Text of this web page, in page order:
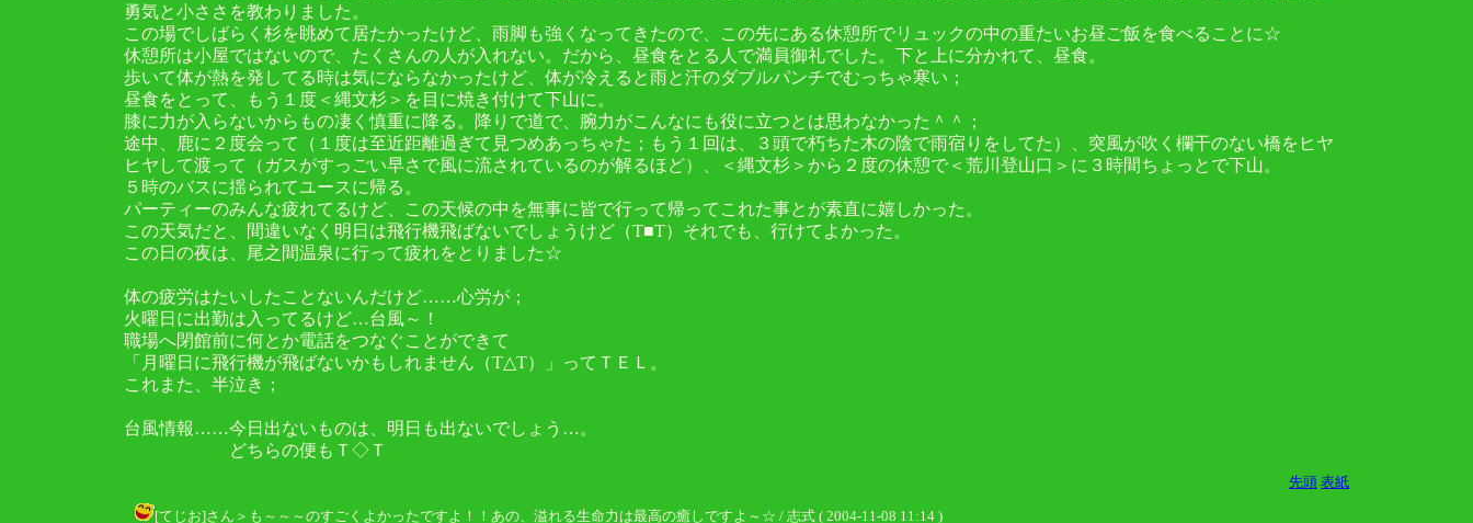
勇気と小ささを教わりました。
この場でしばらく杉を眺めて居たかったけど、雨脚も強くなってきたので、この先にある休憩所でリュックの中の重たいお昼ご飯を食べることに☆
休憩所は小屋ではないので、たくさんの人が入れない。だから、昼食をとる人で満員御礼でした。下と上に分かれて、昼食。
歩いて体が熱を発してる時は気にならなかったけど、体が冷えると雨と汗のダブルパンチでむっちゃ寒い；
昼食をとって、もう１度＜縄文杉＞を目に焼き付けて下山に。
膝に力が入らないからもの凄く慎重に降る。降りで道で、腕力がこんなにも役に立つとは思わなかった＾＾；
途中、鹿に２度会って（１度は至近距離過ぎて見つめあっちゃた；もう１回は、３頭で朽ちた木の陰で雨宿りをしてた）、突風が吹く欄干のない橋をヒヤ
ヒヤして渡って（ガスがすっごい早さで風に流されているのが解るほど）、＜縄文杉＞から２度の休憩で＜荒川登山口＞に３時間ちょっとで下山。
５時のバスに揺られてユースに帰る。
パーティーのみんな疲れてるけど、この天候の中を無事に皆で行って帰ってこれた事とが素直に嬉しかった。
この天気だと、間違いなく明日は飛行機飛ばないでしょうけど（T■T）それでも、行けてよかった。
この日の夜は、尾之間温泉に行って疲れをとりました☆
体の疲労はたいしたことないんだけど……心労が；
火曜日に出勤は入ってるけど…台風～！
職場へ閉館前に何とか電話をつなぐことができて
「月曜日に飛行機が飛ばないかもしれません（T△T）」ってＴＥＬ。
これまた、半泣き；
台風情報……今日出ないものは、明日も出ないでしょう…。
どちらの便もＴ◇Ｔ
先頭 表紙
[てじお]さん＞も～～～のすごくよかったですよ！！あの、溢れる生命力は最高の癒しですよ～☆ / 志式 ( 2004-11-08 11:14 )